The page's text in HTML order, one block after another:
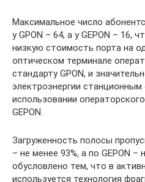
Максимальное число
у GPON – 64, а у GEPON – 16,
низкую стоимость порта на
оптическом терминале
стандарту GPON, и
электроэнергии
использовании
GEPON.
Загруженность полосы
– не менее 93%, а по GEPON –
обусловлено тем, что в
используется технология